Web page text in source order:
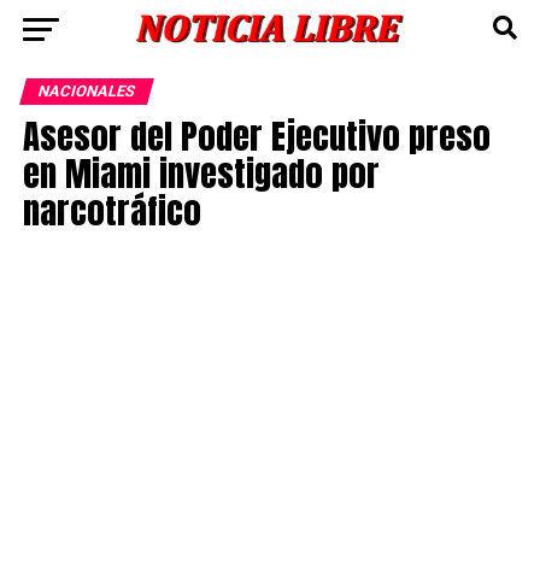
NACIONALES
Asesor del Poder Ejecutivo preso
en Miami investigado por
narcotráfico